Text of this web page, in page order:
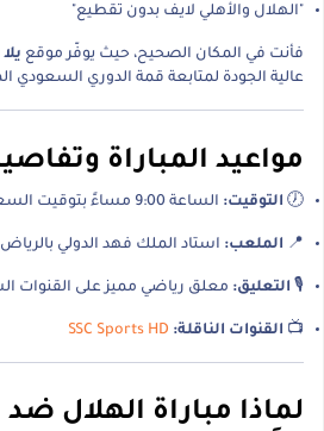
"الهلال والأهلي لايف بدون تقطيع"
فأنت في المكان الصحيح، حيث يوفّر موقع
عالية الجودة لمتابعة قمة الدوري السعودي
مواعيد المباراة
🕖 التوقيت: الساعة 9:00 مساءً بتوقيت السعودية
📍 الملعب: استاد الملك فهد الدولي بالرياض
🎙️ التعليق: معلق رياضي مميز على القنوات
📺 القنوات الناقلة: SSC Sports HD
لماذا مباراة الهلال